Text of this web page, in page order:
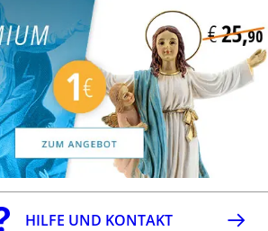
HILFE UND KONTAKT